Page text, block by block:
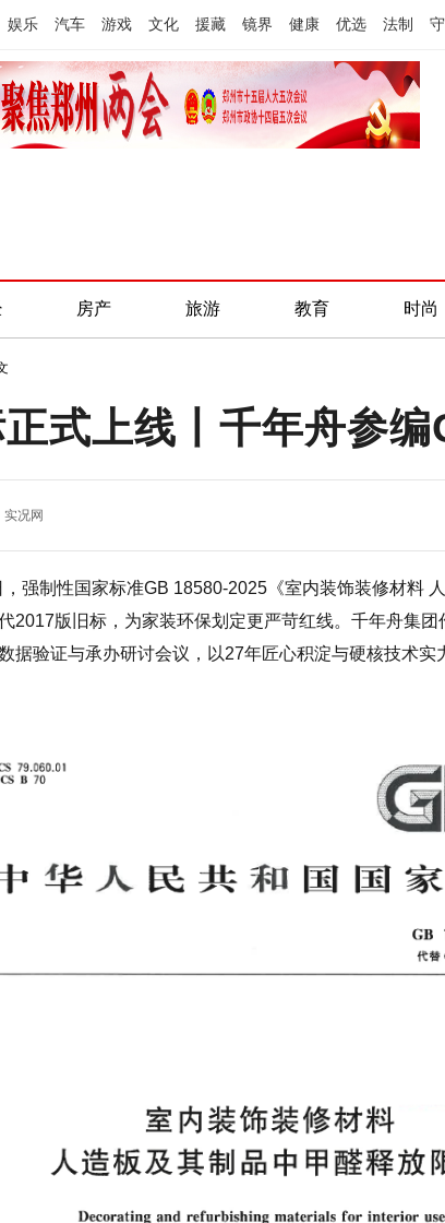
娱乐 汽车 游戏 文化 援藏 镜界 健康 优选 法制
房产 旅游 教育 时尚
式上线丨千年舟参
实况网
强制性国家标准GB 18580-2025《室内装饰装修材料
2017版旧标，为家装环保划定更严苛红线。千年舟集
据验证与承办研讨会议，以27年匠心积淀与硬核技术